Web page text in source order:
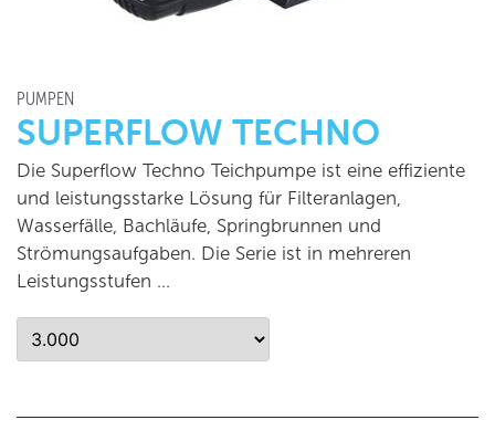
PUMPEN
SUPERFLOW TECHNO
Die Superflow Techno Teichpumpe ist eine effiziente
und leistungsstarke Lösung für Filteranlagen,
Wasserfälle, Bachläufe, Springbrunnen und
Strömungsaufgaben. Die Serie ist in mehreren
Leistungsstufen …